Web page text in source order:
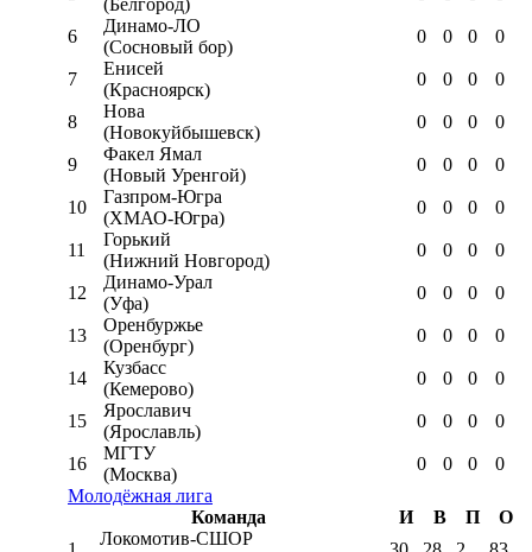
(Белгород)
6
Динамо-ЛО
(Сосновый бор)
0 0 0 0
7
Енисей
(Красноярск)
0 0 0 0
8
Нова
(Новокуйбышевск)
0 0 0 0
9
Факел Ямал
(Новый Уренгой)
0 0 0 0
10
Газпром-Югра
(ХМАО-Югра)
0 0 0 0
11
Горький
(Нижний Новгород)
0 0 0 0
12
Динамо-Урал
(Уфа)
0 0 0 0
13
Оренбуржье
(Оренбург)
0 0 0 0
14
Кузбасс
(Кемерово)
0 0 0 0
15
Ярославич
(Ярославль)
0 0 0 0
16
МГТУ
(Москва)
0 0 0
0
Молодёжная лига
Команда
И В П
О
Локомотив-CШОР